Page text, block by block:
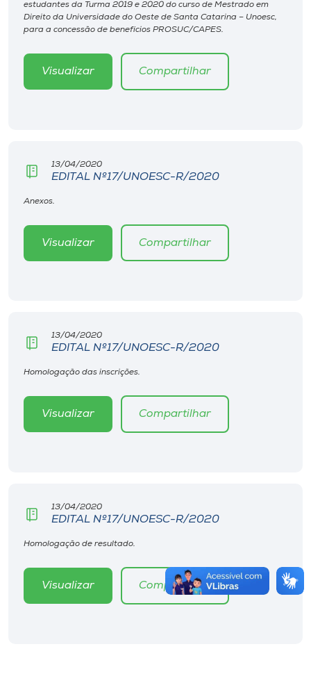
Rádio
Museu
o idioma
estudantes da Turma 2019 e 2020 do curso de Mestrado em
Direito da Universidade do Oeste de Santa Catarina – Unoesc,
para a concessão de benefícios PROSUC/CAPES.
Visualizar Compartilhar
13/04/2020
EDITAL Nº17/UNOESC-R/2020
Anexos.
Visualizar Compartilhar
13/04/2020
EDITAL Nº17/UNOESC-R/2020
Homologação das inscrições.
Visualizar Compartilhar
13/04/2020
EDITAL Nº17/UNOESC-R/2020
Homologação de resultado.
Visualizar Compartilhar